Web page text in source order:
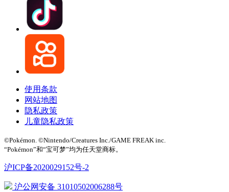
使用条款
网站地图
隐私政策
儿童隐私政策
©Pokémon. ©Nintendo/Creatures Inc./GAME FREAK inc.
“Pokémon”和“宝可梦”均为任天堂商标。
沪ICP备2020029152号-2
沪公网安备 31010502006288号